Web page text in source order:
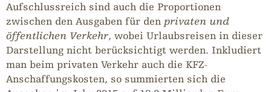
Aufschlussreich sind auch die Proportionen
zwischen den Ausgaben für den privaten und
öffentlichen Verkehr, wobei Urlaubsreisen in dieser
Darstellung nicht berücksichtigt werden. Inkludiert
man beim privaten Verkehr auch die KFZ-
Anschaffungskosten, so summierten sich die